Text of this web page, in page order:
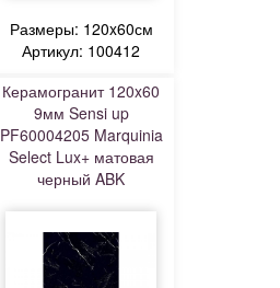
Размеры: 120x60см
Артикул: 100412
Керамогранит 120x60
9мм Sensi up
PF60004205 Marquinia
Select Lux+ матовая
черный ABK